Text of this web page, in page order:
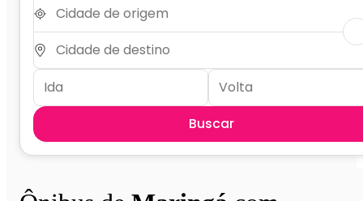
Buscar